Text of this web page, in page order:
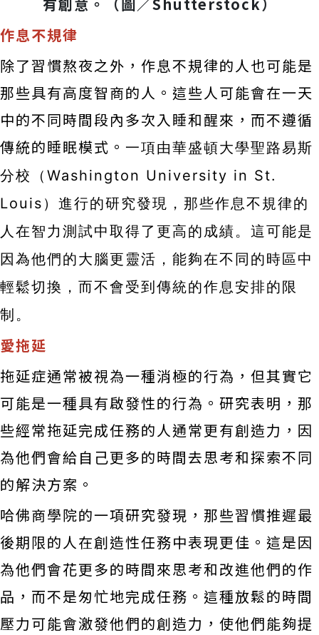
作息不規律
除了習慣熬夜之外，作息不規律的人也可能是
那些具有高度智商的人。這些人可能會在一天
中的不同時間段內多次入睡和醒來，而不遵循
傳統的睡眠模式。 一項由華盛頓大學聖路易斯
分校（Washington University in St.
Louis）進行的研究發現，那些作息不規律的
人在智力測試中取得了更高的成績。這可能是
因為他們的大腦更靈活，能夠在不同的時區中
輕鬆切換，而不會受到傳統的作息安排的限
制。
愛拖延
拖延症通常被視為一種消極的行為，但其實它
可能是一種具有啟發性的行為。研究表明，那
些經常拖延完成任務的人通常更有創造力，因
為他們會給自己更多的時間去思考和探索不同
的解決方案。
哈佛商學院的一項研究發現，那些習慣推遲最
後期限的人在創造性任務中表現更佳。這是因
為他們會花更多的時間來思考和改進他們的作
品，而不是匆忙地完成任務。這種放鬆的時間
壓力可能會激發他們的創造力，使他們能夠提